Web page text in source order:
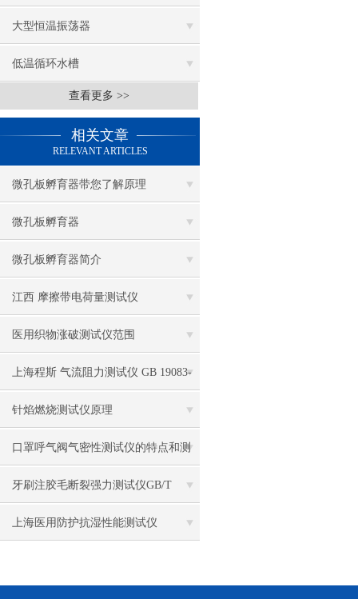
大型恒温振荡器
低温循环水槽
低温振荡水槽
电热鼓风干燥箱
电热恒温水槽
电热恒温油浴锅
多管漩涡混匀仪
干燥箱 自然对流
高温鼓风干燥箱
恒温金属浴
恒温振荡器
精密鼓风干燥箱
精密恒温水槽
离心机
查看更多 >>
相关文章
RELEVANT ARTICLES
微孔板孵育器带您了解原理
微孔板孵育器
微孔板孵育器简介
江西 摩擦带电荷量测试仪
医用织物涨破测试仪范围
上海程斯 气流阻力测试仪 GB 19083-
2010 仪器仪表原理
针焰燃烧测试仪原理
口罩呼气阀气密性测试仪的特点和测
试方法你知道吗？
牙刷注胶毛断裂强力测试仪GB/T
19342-2024 产品参数
上海医用防护抗湿性能测试仪